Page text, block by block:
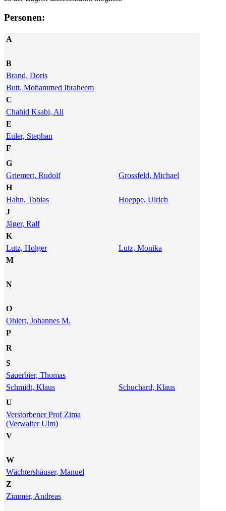
Personen:
A
B
Brand, Doris
Butt, Mohammed Ibraheem
C
Chahid Ksabi, Ali
E
Euler, Stephan
F
G
Griemert, Rudolf
Grossfeld, Michael
H
Hahn, Tobias
Hoeppe, Ulrich
J
Jäger, Ralf
K
Lutz, Holger
Lutz, Monika
M
N
O
Ohlert, Johannes M.
P
R
S
Sauerbier, Thomas
Schmidt, Klaus
Schuchard, Klaus
U
Verstorbener Prof Zima
(Verwalter Ulm)
V
W
Wächtershäuser, Manuel
Z
Zimmer, Andreas